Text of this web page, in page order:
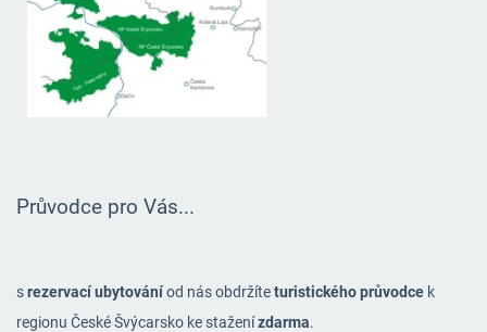
Průvodce pro Vás...
srezervací ubytováníod nás obdržíteturistického průvodcek
regionu České Švýcarsko ke staženízdarma.